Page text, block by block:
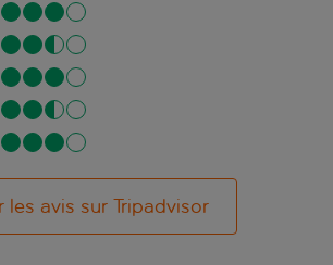
les avis sur Tripadvisor